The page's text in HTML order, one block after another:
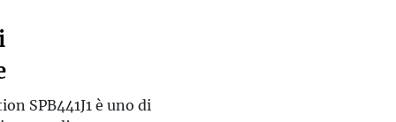
SPB441J1 è uno di